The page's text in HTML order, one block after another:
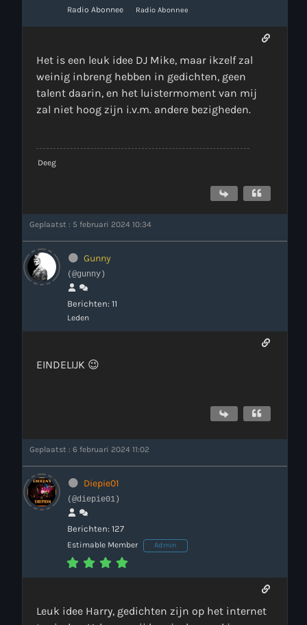
Radio Abonnee Radio Abonnee
Het is een leuk idee DJ Mike, maar ikzelf zal
weinig inbreng hebben in gedichten, geen
talent daarin, en het luistermoment van mij
zal niet hoog zijn i.v.m. andere bezigheden.
Deeg
Geplaatst : 5 februari 2024 10:34
Gunny
(@gunny)
Berichten: 11
Leden
EINDELIJK 😉
Geplaatst : 6 februari 2024 11:02
Diepie01
(@diepie01)
Berichten: 127
Estimable Member Admin
Leuk idee Harry, gedichten zijn op het internet